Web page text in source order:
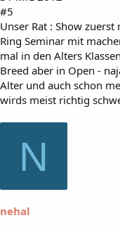
#5
Unser Rat : Show
Ring Seminar mit
mal in den Alters
Breed aber in Open -
Alter und auch schon
wirds meist richtig
N
nehal